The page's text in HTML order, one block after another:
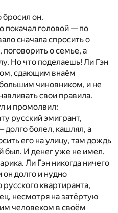
он.
покачал головой — по
сначала спросить о
о семье, а
Но что поделаешь! Ли Гэн
сдающим внаём
чиновником, и не
свои правила.
и промолвил:
русский эмигрант,
долго болел, кашлял, а
его на улицу, там дождь
был. И денег уже не имел.
Ли Гэн никогда ничего
он долго и нудно
русского квартиранта,
несмотря на затёртую
человеком в своём